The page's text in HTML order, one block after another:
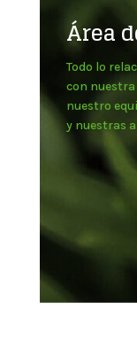
Área
Todo lo
con
nuestro
y nuestras